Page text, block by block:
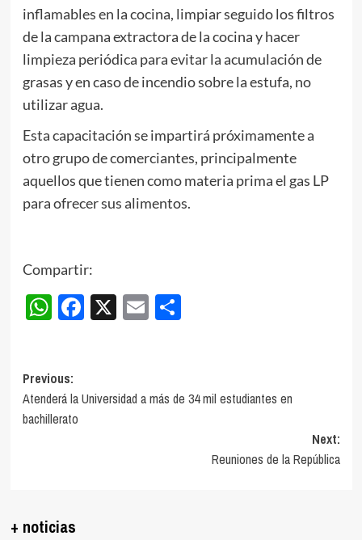
inflamables en la cocina, limpiar seguido los filtros
de la campana extractora de la cocina y hacer
limpieza periódica para evitar la acumulación de
grasas y en caso de incendio sobre la estufa, no
utilizar agua.
Esta capacitación se impartirá próximamente a
otro grupo de comerciantes, principalmente
aquellos que tienen como materia prima el gas LP
para ofrecer sus alimentos.
Compartir:
WhatsApp
Facebook
X EmailCompartir
Post
navigation
Previous:
Atenderá la Universidad a más de 34 mil estudiantes en
bachillerato
Next:
Reuniones de la República
+ noticias